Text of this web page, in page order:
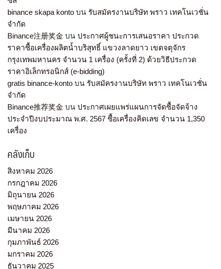
binance skapa konto บน รับสมัครงานบริษัท พราว เทคโนเวชั่น
จำกัด
Binance注册奖金 บน ประกาศผู้ชนะการเสนอราคา ประกวด
ราคาซื้อเครื่องผลิตน้ำบริสุทธิ์ แขวงลาดยาว เขตจตุจักร
กรุงเทพมหานคร จำนวน 1 เครื่อง (ครั้งที่ 2) ด้วยวิธีประกวด
ราคาอิเล็กทรอนิกส์ (e-bidding)
gratis binance-konto บน รับสมัครงานบริษัท พราว เทคโนเวชั่น
จำกัด
Binance推荐奖金 บน ประกาศเผยแพร่แผนการจัดซื้อจัดจ้าง
ประจำปีงบประมาณ พ.ศ. 2567 ซื้อเครื่องคิดเลข จำนวน 1,350
เครื่อง
คลังเก็บ
สิงหาคม 2026
กรกฎาคม 2026
มิถุนายน 2026
พฤษภาคม 2026
เมษายน 2026
มีนาคม 2026
กุมภาพันธ์ 2026
มกราคม 2026
ธันวาคม 2025